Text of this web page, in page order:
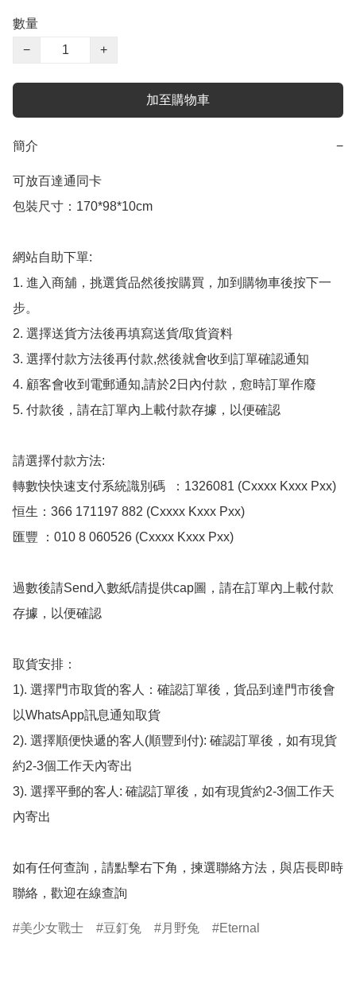
數量
−
+
加至購物車
簡介 −
可放百達通同卡​
包裝尺寸：170*98*10cm
網站自助下單:
1. 進入商舖，挑選貨品然後按購買，加到購物車後按下一
步。
2. 選擇送貨方法後再填寫送貨/取貨資料
3. 選擇付款方法後再付款,然後就會收到訂單確認通知
4. 顧客會收到電郵通知,請於2日內付款，愈時訂單作廢
5. 付款後，請在訂單內上載付款存據，以便確認
請選擇付款方法:
轉數快快速支付系統識別碼  ：1326081 (Cxxxx Kxxx Pxx)
恒生：366 171197 882 (Cxxxx Kxxx Pxx)
匯豐 ：010 8 060526 (Cxxxx Kxxx Pxx)
過數後請Send入數紙/請提供cap圖，請在訂單內上載付款
存據，以便確認
取貨安排：
1). 選擇門市取貨的客人：確認訂單後，貨品到達門市後會
以WhatsApp訊息通知取貨
2). 選擇順便快遞的客人(順豐到付): 確認訂單後，如有現貨
約2-3個工作天內寄出
3). 選擇平郵的客人: 確認訂單後，如有現貨約2-3個工作天
內寄出
如有任何查詢，請點擊右下角，揀選聯絡方法，與店長即時
聯絡，歡迎在線查詢
美少女戰士 豆釘兔 月野兔 Eternal